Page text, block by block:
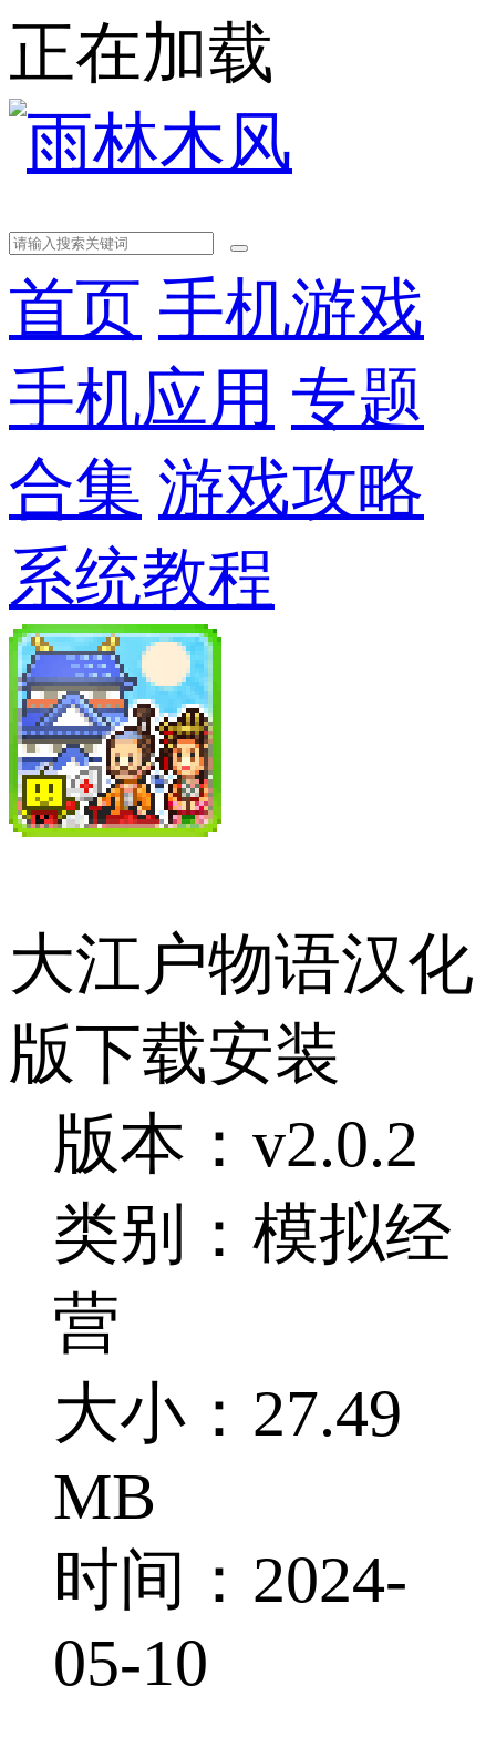
正在加载
首页 手机游戏
手机应用 专题
合集 游戏攻略
系统教程
大江户物语汉化
版下载安装
版本：v2.0.2
类别：模拟经
营
大小：27.49
MB
时间：2024-
05-10